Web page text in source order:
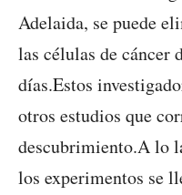
Adelaida, se puede
las células de cáncer
días.Estos
otros estudios que
descubrimiento.A lo
los experimentos se